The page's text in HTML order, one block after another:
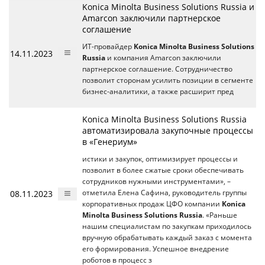
14.11.2023
Konica Minolta Business Solutions Russia и
Amarcon заключили партнерское
соглашение
ИТ-провайдер Konica Minolta Business Solutions
Russia и компания Amarcon заключили
партнерское соглашение. Сотрудничество
позволит сторонам усилить позиции в сегменте
бизнес-аналитики, а также расширит пред
08.11.2023
Konica Minolta Business Solutions Russia
автоматизировала закупочные процессы
в «Генериум»
истики и закупок, оптимизирует процессы и
позволит в более сжатые сроки обеспечивать
сотрудников нужными инструментами», –
отметила Елена Сафина, руководитель группы
корпоративных продаж ЦФО компании Konica
Minolta Business Solutions Russia. «Раньше
нашим специалистам по закупкам приходилось
вручную обрабатывать каждый заказ с момента
его формирования. Успешное внедрение
роботов в процесс з